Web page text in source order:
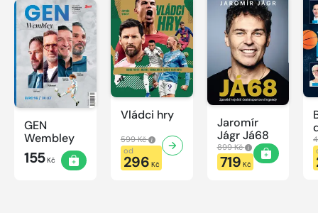
GEN
Wembley
155Kč
Vládci hry
599 Kč
od
296 Kč
Jaromír
Jágr Já68
899 Kč
719 Kč